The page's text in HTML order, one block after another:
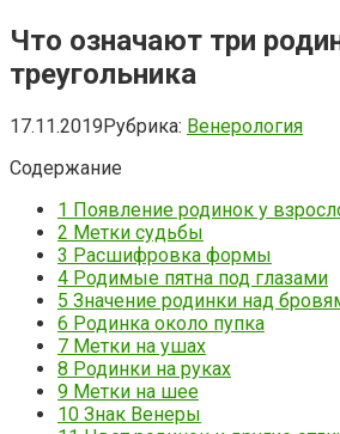
Что означают три
треугольника
17.11.2019Рубрика: Венерология
Содержание
1 Появление родинок у
2 Метки судьбы
3 Расшифровка формы
4 Родимые пятна под глазами
5 Значение родинки над
6 Родинка около пупка
7 Метки на ушах
8 Родинки на руках
9 Метки на шее
10 Знак Венеры